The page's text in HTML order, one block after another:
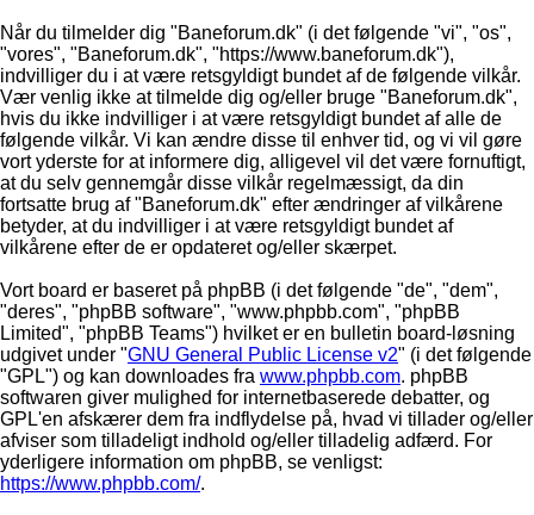
Når du tilmelder dig "Baneforum.dk" (i det følgende "vi", "os",
"vores", "Baneforum.dk", "https://www.baneforum.dk"),
indvilliger du i at være retsgyldigt bundet af de følgende vilkår.
Vær venlig ikke at tilmelde dig og/eller bruge "Baneforum.dk",
hvis du ikke indvilliger i at være retsgyldigt bundet af alle de
følgende vilkår. Vi kan ændre disse til enhver tid, og vi vil gøre
vort yderste for at informere dig, alligevel vil det være fornuftigt,
at du selv gennemgår disse vilkår regelmæssigt, da din
fortsatte brug af "Baneforum.dk" efter ændringer af vilkårene
betyder, at du indvilliger i at være retsgyldigt bundet af
vilkårene efter de er opdateret og/eller skærpet.
Vort board er baseret på phpBB (i det følgende "de", "dem",
"deres", "phpBB software", "www.phpbb.com", "phpBB
Limited", "phpBB Teams") hvilket er en bulletin board-løsning
udgivet under "GNU General Public License v2" (i det følgende
"GPL") og kan downloades fra www.phpbb.com. phpBB
softwaren giver mulighed for internetbaserede debatter, og
GPL'en afskærer dem fra indflydelse på, hvad vi tillader og/eller
afviser som tilladeligt indhold og/eller tilladelig adfærd. For
yderligere information om phpBB, se venligst:
https://www.phpbb.com/.